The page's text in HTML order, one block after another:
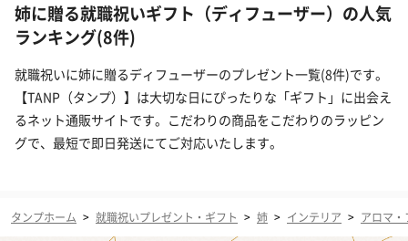
姉に贈る就職祝いギフト（ディフューザー）の人気
ランキング(8件)
就職祝いに姉に贈るディフューザーのプレゼント一覧(8件)です。
【TANP（タンプ）】は大切な日にぴったりな「ギフト」に出会え
るネット通販サイトです。こだわりの商品をこだわりのラッピン
グで、最短で即日発送にてご対応いたします。
タンプホーム > 就職祝いプレゼント・ギフト > 姉 > インテリア > アロマ